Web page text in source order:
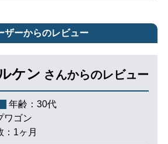
ザーからのレビュー
ケン さんからのレビュー
年齢： 30代
ワゴン
1ヶ月